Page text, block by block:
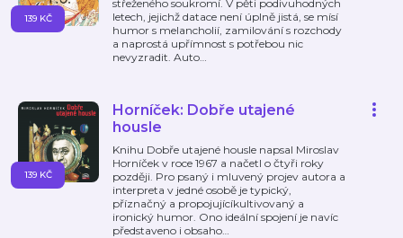
střeženého soukromí. V pěti podivuhodných
letech, jejichž datace není úplně jistá, se mísí
humor s melancholií, zamilování s rozchody
a naprostá upřímnost s potřebou nic
nevyzradit. Auto…
139 KČ
Horníček: Dobře utajené
housle
Knihu Dobře utajené housle napsal Miroslav
Horníček v roce 1967 a načetl o čtyři roky
později. Pro psaný i mluvený projev autora a
interpreta v jedné osobě je typický,
příznačný a propojujícíkultivovaný a
ironický humor. Ono ideální spojení je navíc
představeno i obsaho…
139 KČ